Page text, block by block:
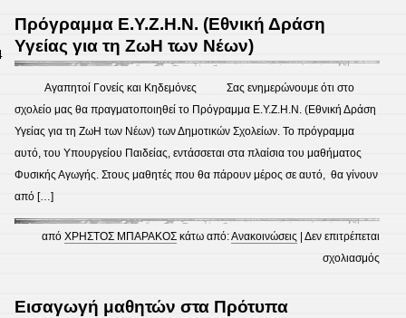
2014
Πρόγραμμα Ε.Υ.Ζ.Η.Ν. (Εθνική Δράση
Υγείας για τη ΖωΗ των Νέων)
Αγαπητοί Γονείς και Κηδεμόνες Σας ενημερώνουμε ότι στο
σχολείο μας θα πραγματοποιηθεί το Πρόγραμμα Ε.Υ.Ζ.Η.Ν. (Εθνική Δράση
Υγείας για τη ΖωΗ των Νέων) των Δημοτικών Σχολείων. Το πρόγραμμα
αυτό, του Υπουργείου Παιδείας, εντάσσεται στα πλαίσια του μαθήματος
Φυσικής Αγωγής. Στους μαθητές που θα πάρουν μέρος σε αυτό, θα γίνουν
από […]
απόΧΡΗΣΤΟΣ ΜΠΑΡΑΚΟΣ κάτω από:Ανακοινώσεις |Δεν επιτρέπεται
σχολιασμός
Εισαγωγή μαθητών στα Πρότυπα